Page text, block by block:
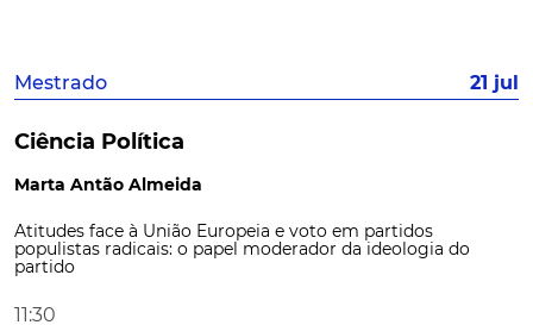
Mestrado 21 jul
Ciência Política
Marta Antão Almeida
Atitudes face à União Europeia e voto em partidos
populistas radicais: o papel moderador da ideologia do
partido
11:30